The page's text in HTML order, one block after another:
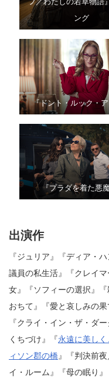
ング
『ドント・ルック・ア
『プラダを着た悪魔
出演作
『ジュリア』『ディア・
議員の私生活』『クレイ
女』『ソフィーの選択』
おちて』『愛と哀しみの
『クライ・イン・ザ・ダ
くちづけ』『永遠に美しく
ィソン郡の橋 』『判決前
イ・ルーム』『母の眠り